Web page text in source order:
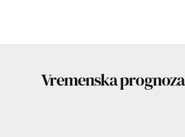
Vremenska prognoza